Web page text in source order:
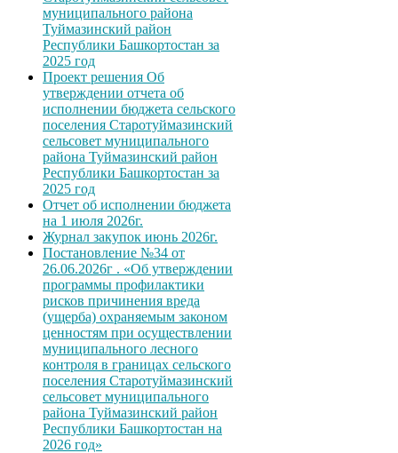
муниципального района
Туймазинский район
Республики Башкортостан за
2025 год
Проект решения Об
утверждении отчета об
исполнении бюджета сельского
поселения Старотуймазинский
сельсовет муниципального
района Туймазинский район
Республики Башкортостан за
2025 год
Отчет об исполнении бюджета
на 1 июля 2026г.
Журнал закупок июнь 2026г.
Постановление №34 от
26.06.2026г . «Об утверждении
программы профилактики
рисков причинения вреда
(ущерба) охраняемым законом
ценностям при осуществлении
муниципального лесного
контроля в границах сельского
поселения Старотуймазинский
сельсовет муниципального
района Туймазинский район
Республики Башкортостан на
2026 год»